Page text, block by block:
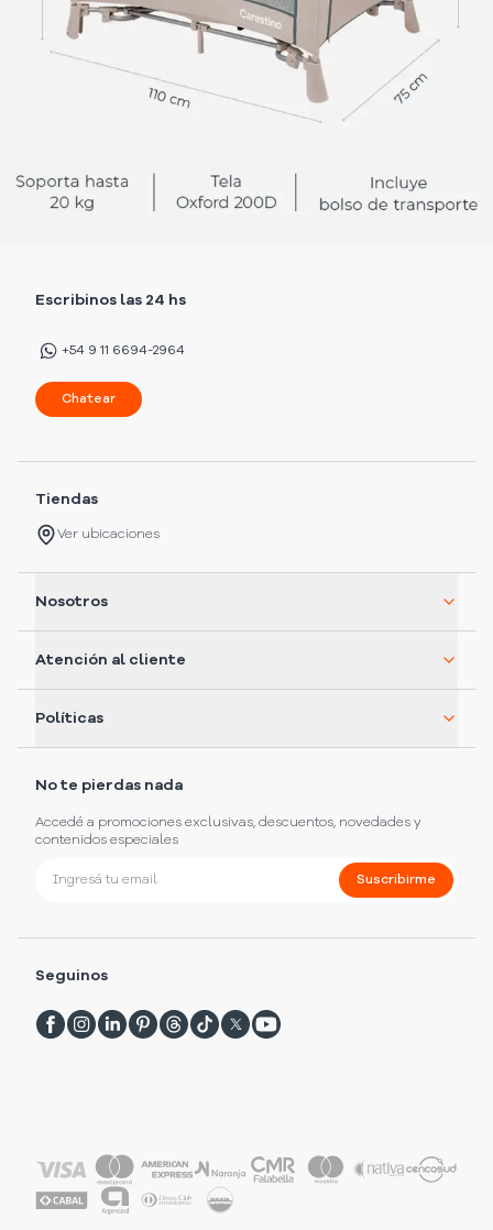
Escribinos las 24 hs
+54 9 11 6694-2964
Chatear
Tiendas
Ver ubicaciones
Nosotros
Atención al cliente
Políticas
No te pierdas nada
Accedé a promociones exclusivas, descuentos, novedades y
contenidos especiales
Suscribirme
Seguinos